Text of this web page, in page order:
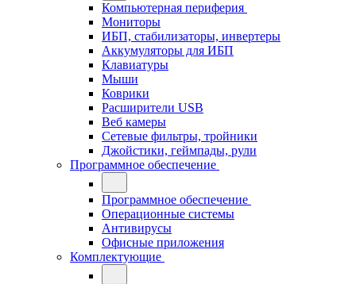
Компьютерная периферия
Мониторы
ИБП, стабилизаторы, инвертеры
Аккумуляторы для ИБП
Клавиатуры
Мыши
Коврики
Расширители USB
Веб камеры
Сетевые фильтры, тройники
Джойстики, геймпады, рули
Программное обеспечение
Программное обеспечение
Операционные системы
Антивирусы
Офисные приложения
Комплектующие